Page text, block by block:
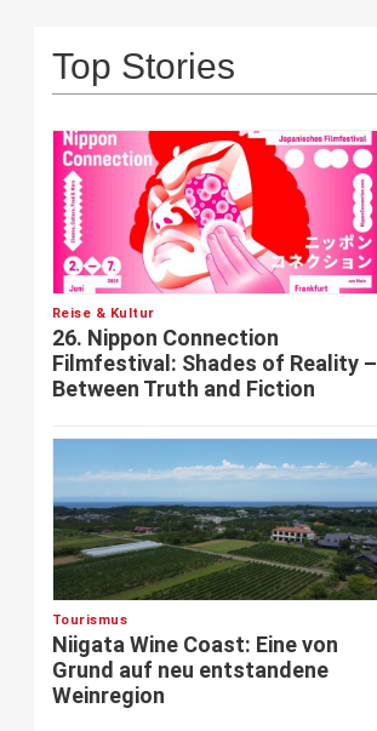
Top Stories
Reise & Kultur
26. Nippon Connection
Filmfestival: Shades of Reality –
Between Truth and Fiction
Tourismus
Niigata Wine Coast: Eine von
Grund auf neu entstandene
Weinregion